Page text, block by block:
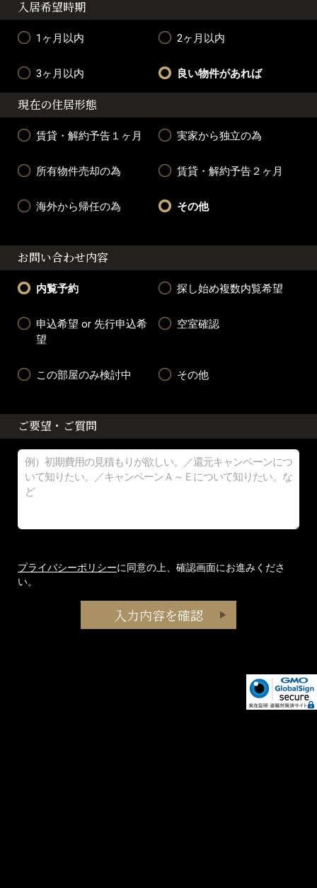
入居希望時期
1ヶ月以内 2ヶ月以内
3ヶ月以内 良い物件があれば
現在の住居形態
賃貸・解約予告１ヶ月 実家から独立の為
所有物件売却の為 賃貸・解約予告２ヶ月
海外から帰任の為 その他
お問い合わせ内容
内覧予約 探し始め複数内覧希望
申込希望 or 先行申込希
望
空室確認
この部屋のみ検討中 その他
ご要望・ご質問
プライバシーポリシーに同意の上、確認画面にお進みくださ
い。